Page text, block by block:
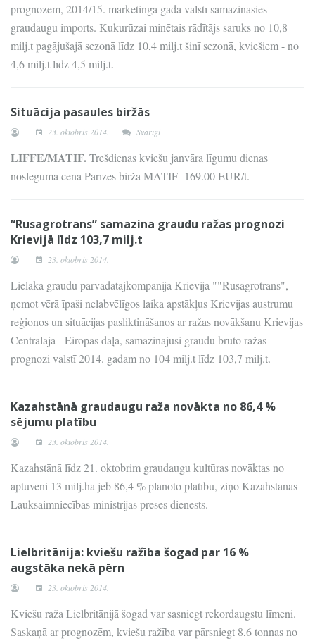
prognozēm, 2014/15. mārketinga gadā valstī samazināsies
graudaugu imports. Kukurūzai minētais rādītājs saruks no 10,8
milj.t pagājušajā sezonā līdz 10,4 milj.t šinī sezonā, kviešiem - no
4,6 milj.t līdz 4,5 milj.t.
Situācija pasaules biržās
23. oktobris 2014. Svarīgi
LIFFE/MATIF.Trešdienas kviešu janvāra līgumu dienas
noslēguma cena Parīzes biržā MATIF -169.00 EUR/t.
“Rusagrotrans” samazina graudu ražas prognozi
Krievijā līdz 103,7 milj.t
23. oktobris 2014.
Lielākā graudu pārvadātajkompānija Krievijā ""Rusagrotrans",
ņemot vērā īpaši nelabvēlīgos laika apstākļus Krievijas austrumu
reģionos un situācijas pasliktināšanos ar ražas novākšanu Krievijas
Centrālajā - Eiropas daļā, samazinājusi graudu bruto ražas
prognozi valstī 2014. gadam no 104 milj.t līdz 103,7 milj.t.
Kazahstānā graudaugu raža novākta no 86,4 %
sējumu platību
23. oktobris 2014.
Kazahstānā līdz 21. oktobrim graudaugu kultūras novāktas no
aptuveni 13 milj.ha jeb 86,4 % plānoto platību, ziņo Kazahstānas
Lauksaimniecības ministrijas preses dienests.
Lielbritānija: kviešu ražība šogad par 16 %
augstāka nekā pērn
23. oktobris 2014.
Kviešu raža Lielbritānijā šogad var sasniegt rekordaugstu līmeni.
Saskaņā ar prognozēm, kviešu ražība var pārsniegt 8,6 tonnas no